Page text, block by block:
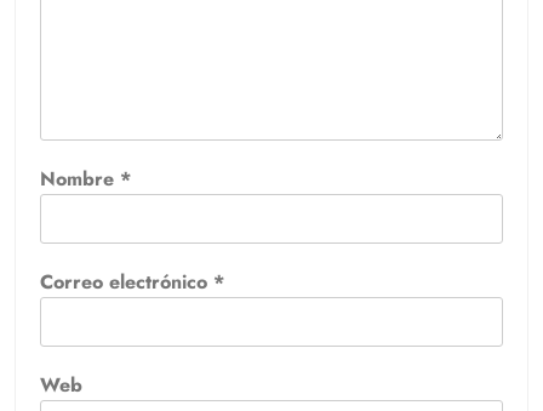
Nombre *
Correo electrónico *
Web